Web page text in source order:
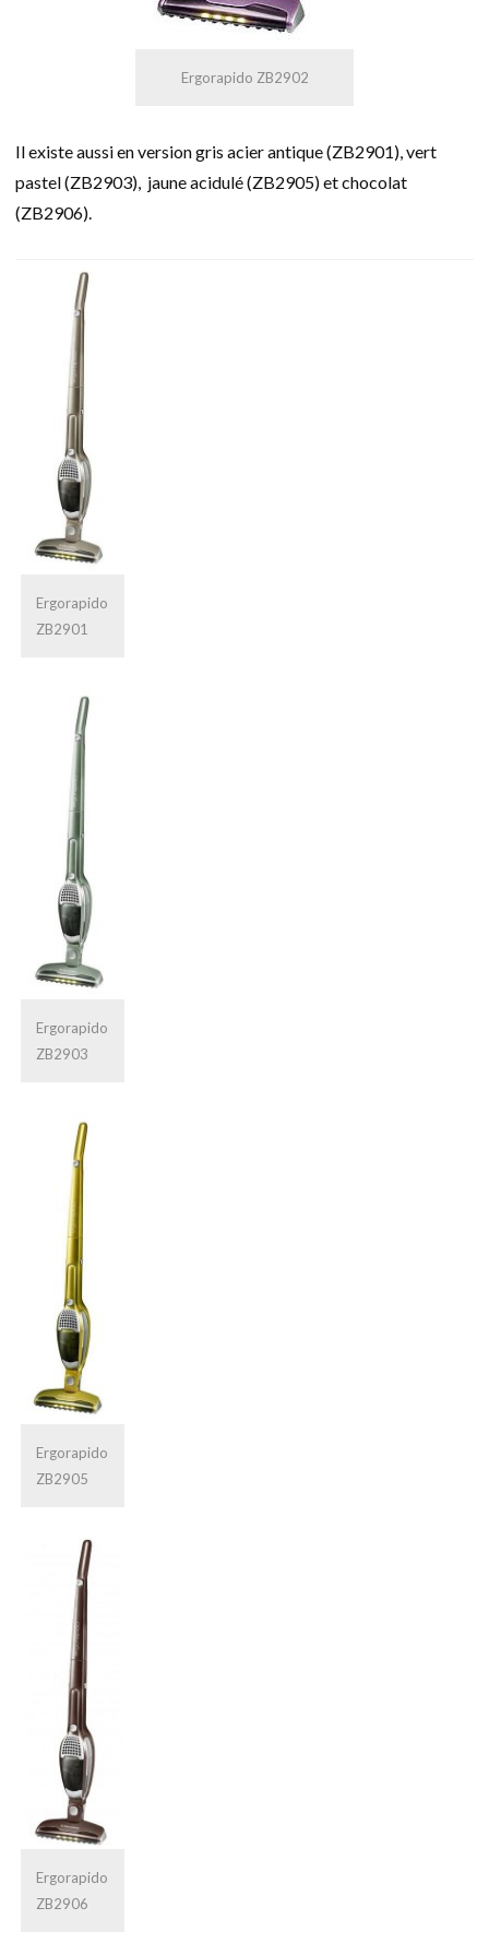
Ergorapido ZB2902
Il existe aussi en version gris acier antique (ZB2901), vert
pastel (ZB2903), jaune acidulé (ZB2905) et chocolat
(ZB2906).
Ergorapido
ZB2901
Ergorapido
ZB2903
Ergorapido
ZB2905
Ergorapido
ZB2906